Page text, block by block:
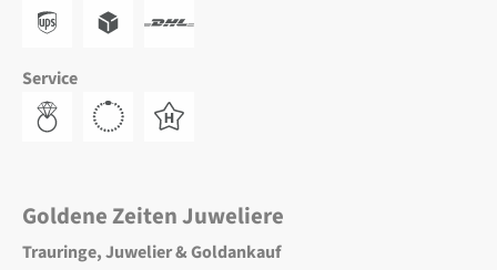
Service
Goldene Zeiten Juweliere
Trauringe, Juwelier & Goldankauf